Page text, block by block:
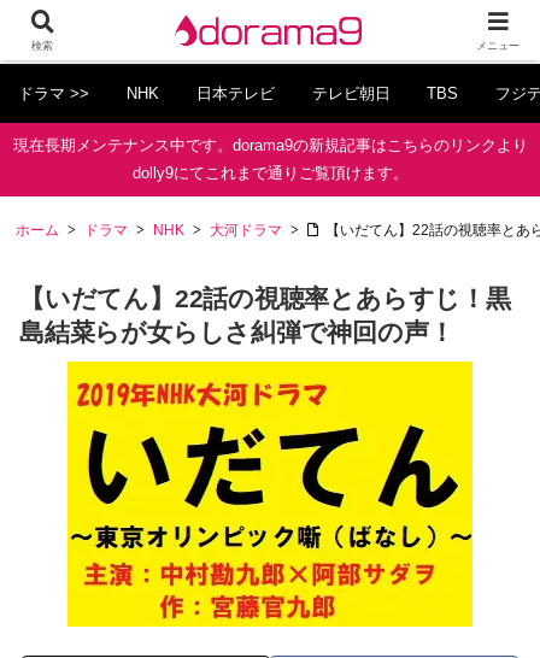
ドラマ >> NHK 日本テレビ テレビ朝日 TBS フジ
現在長期メンテナンス中です。dorama9の新規記事はこちらのリンクより
dolly9にてこれまで通りご覧頂けます。
ホーム ドラマ NHK 大河ドラマ 【いだてん】22話の視聴率と
【いだてん】22話の視聴率とあらすじ！黒
島結菜らが女らしさ糾弾で神回の声！
検索 メニュー